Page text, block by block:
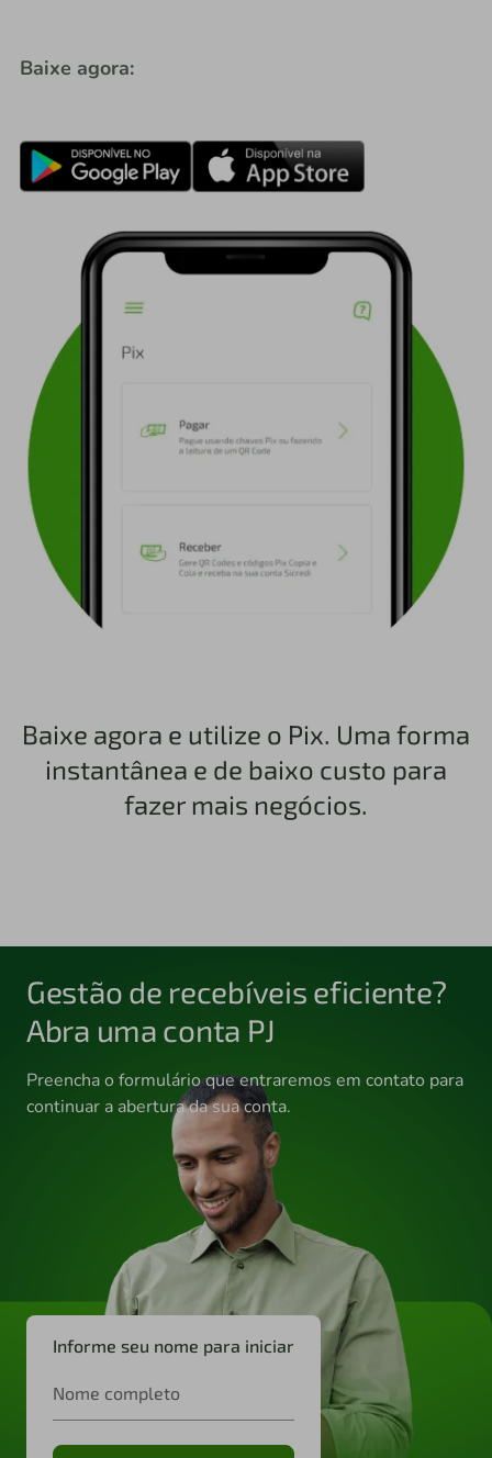
Baixe agora:
Baixe agora e utilize o Pix. Uma forma
instantânea e de baixo custo para
fazer mais negócios.
Gestão de recebíveis eficiente?
Abra uma conta PJ
Preencha o formulário que entraremos em contato para
continuar a abertura da sua conta.
Informe seu nome para iniciar
Nome completo